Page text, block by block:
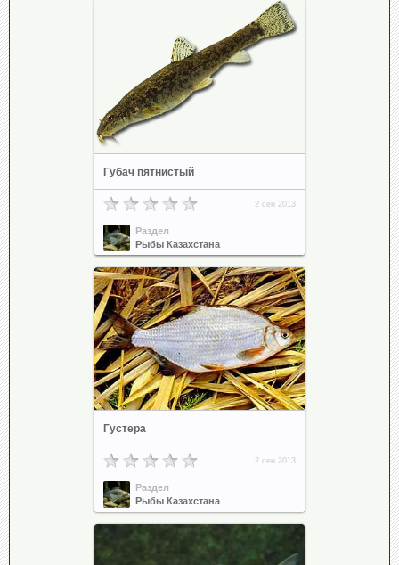
Губач пятнистый
2 сен 2013
Раздел
Рыбы Казахстана
Густера
2 сен 2013
Раздел
Рыбы Казахстана